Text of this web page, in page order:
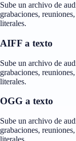
Sube un archivo de
grabaciones,
literales.
AIFF a texto
Sube un archivo de
grabaciones,
literales.
OGG a texto
Sube un archivo de
grabaciones,
literales.